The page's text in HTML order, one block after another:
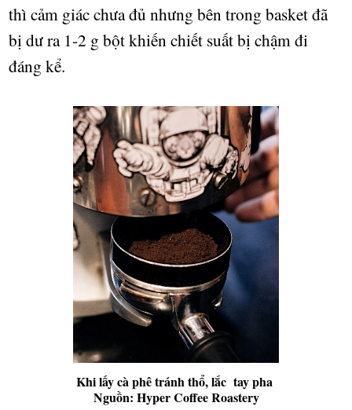
thì cảm giác chưađủ nhưng bên trong basket đã
bịdưra 1-2 g bột khiến chiết suất bịchậm đi
đáng kể.
Khi lấy cà phê tránh thổ, lắc tay pha
Nguồn: Hyper Coffee Roastery